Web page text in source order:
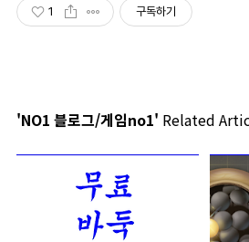
1 구독하기
'NO1 블로그/게임no1' Related